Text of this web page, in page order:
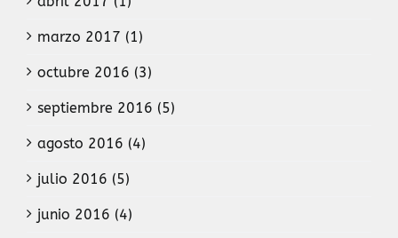
marzo 2017 (1)
octubre 2016 (3)
septiembre 2016 (5)
agosto 2016 (4)
julio 2016 (5)
junio 2016 (4)